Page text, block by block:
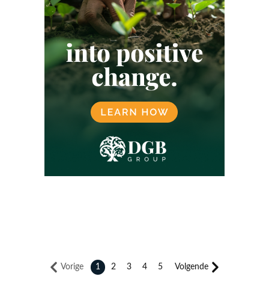
KLIMAATNEUTRALITEIT
KOFFIE
KOOKTOESTELLEN
LANDBOUW
LATIJNS-AMERIKA
LOKALE GEMEENSCHAPPEN
LUCHTVAART
MALEISIË
MANGROVE
MEXICO
MICROSOFT
MILIEU
MORGAN STANLEY
NATUURBESCHERMING
NATUURPROJECTEN
NETFLIX
NOORWEGEN
OEGANDA
ONTBOSSING
OVERHEID
PAKISTAN
SPANJE
SRI LANKA TAIWAN
TANZANIA
Vorige 1 2 3 4 5 Volgende